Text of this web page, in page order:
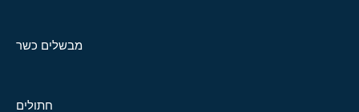
מבשלים כשר
חתולים